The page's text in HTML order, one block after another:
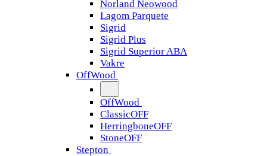
Norland Neowood
Lagom Parquete
Sigrid
Sigrid Plus
Sigrid Superior ABA
Vakre
OffWood
OffWood
ClassicOFF
HerringboneOFF
StoneOFF
Stepton